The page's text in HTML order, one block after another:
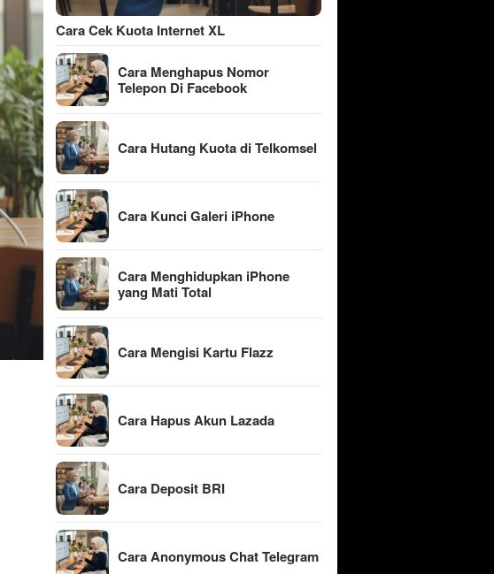
Cara Cek Kuota Internet XL
Cara Menghapus Nomor
Telepon Di Facebook
Cara Hutang Kuota di Telkomsel
Cara Kunci Galeri iPhone
Cara Menghidupkan iPhone
yang Mati Total
Cara Mengisi Kartu Flazz
Cara Hapus Akun Lazada
Cara Deposit BRI
Cara Anonymous Chat Telegram